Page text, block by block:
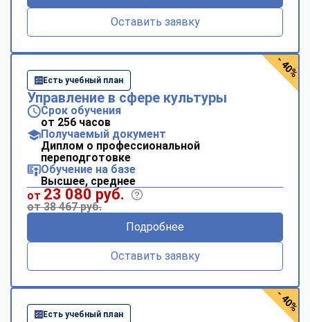
Оставить заявку
Есть учебный план
Управление в сфере культуры
Срок обучения
от 256 часов
Получаемый документ
Диплом о профессиональной
переподготовке
Обучение на базе
Высшее, среднее
от 23 080 руб.
от 38 467 руб.
Подробнее
Оставить заявку
- 40%
Есть учебный план
- 40%